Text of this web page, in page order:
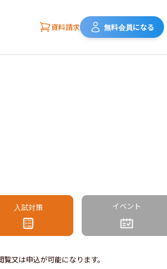
資料請求 無料会員になる
入試対策 イベント
又は申込が可能になります。